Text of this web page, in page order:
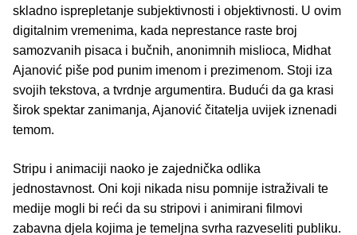
skladno isprepletanje subjektivnosti i objektivnosti. U ovim
digitalnim vremenima, kada neprestance raste broj
samozvanih pisaca i bučnih, anonimnih mislioca, Midhat
Ajanović piše pod punim imenom i prezimenom. Stoji iza
svojih tekstova, a tvrdnje argumentira. Budući da ga krasi
širok spektar zanimanja, Ajanović čitatelja uvijek iznenadi
temom.
Stripu i animaciji naoko je zajednička odlika
jednostavnost. Oni koji nikada nisu pomnije istraživali te
medije mogli bi reći da su stripovi i animirani filmovi
zabavna djela kojima je temeljna svrha razveseliti publiku.